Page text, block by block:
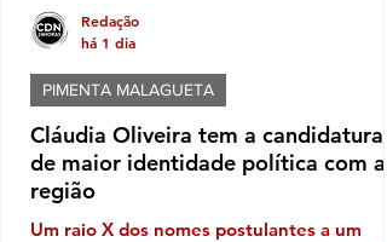
Cláudia Oliveira tem a candidatura
de maior identidade política com a
região
Um raio X dos nomes postulantes a um
PIMENTA MALAGUETA
Redação
há 1 dia